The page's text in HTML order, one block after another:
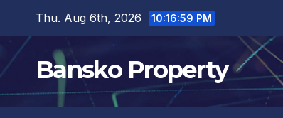
content
Thu. Aug 6th, 2026 10:16:59 PM
Bansko Property